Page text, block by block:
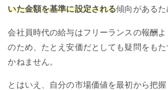
いた金額を基準に設定される傾向があるた
会社員時代の給与はフリーランスの報酬
のため、たとえ安価だとしても疑問をも
かねません。
とはいえ、自分の市場価値を最初から把